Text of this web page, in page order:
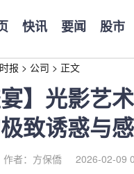
快讯 要闻 股市
报 > 公司 > 正文
宴】光影艺
致诱惑与
作者：方保僑 2026-02-09